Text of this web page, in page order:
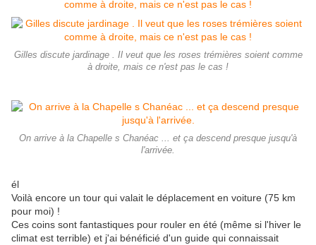
Gilles discute jardinage . Il veut que les roses trémières soient comme
à droite, mais ce n'est pas le cas !
On arrive à la Chapelle s Chanéac ... et ça descend presque jusqu'à
l'arrivée.
él
Voilà encore un tour qui valait le déplacement en voiture (75 km
pour moi) !
Ces coins sont fantastiques pour rouler en été (même si l'hiver le
climat est terrible) et j'ai bénéficié d'un guide qui connaissait